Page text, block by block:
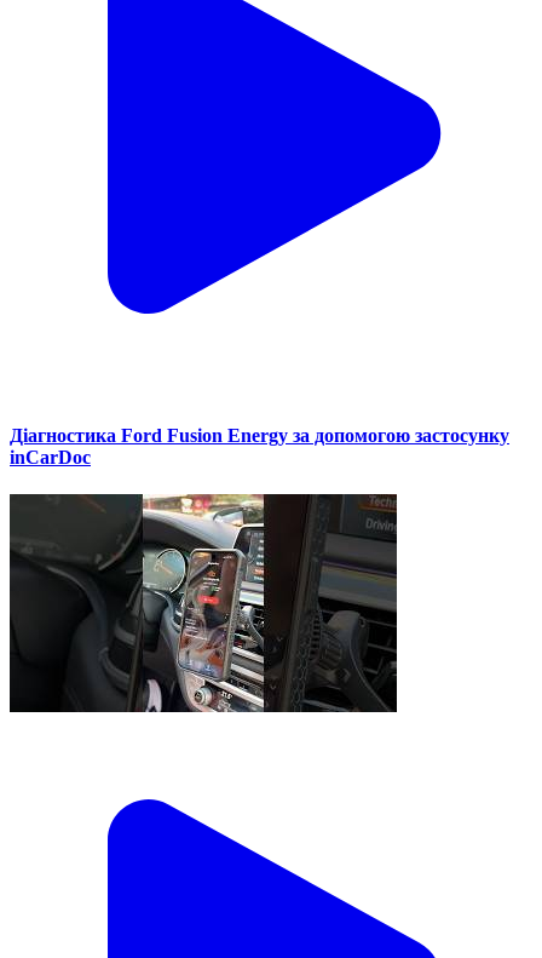
Діагностика Ford Fusion Energy за допомогою застосунку
inCarDoc